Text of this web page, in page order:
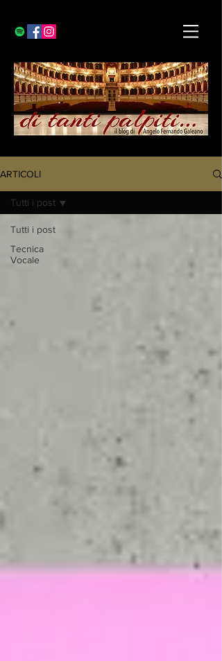
ARTICOLI
Tutti i post
Tecnica
Vocale
Tutti i post